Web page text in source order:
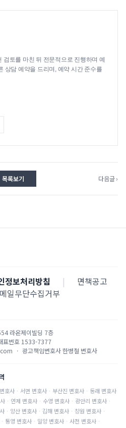
토를 마친 뒤 전문적으로 진행하며 예
상담 예약을 드리며, 예약 시간 준수를
목록보기 다음글 ›
정보처리방침 |
면책공고
일무단수집거부
라온제이빌딩 7층
표번호 1533-7377
· 광고책임변호사한병철 변호사
변호사 · 서면 변호사 · 부산진 변호사 · 동래 변호사
· 연제 변호사 · 수영 변호사 · 광안리 변호사 ·
· 양산 변호사 · 김해 변호사 · 창원 변호사 ·
· 통영 변호사 · 밀양 변호사 · 사천 변호사 ·